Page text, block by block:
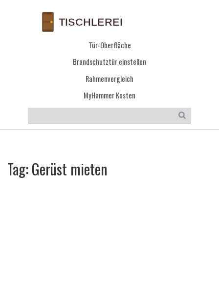
Tür-Oberfläche
Brandschutztür einstellen
Rahmenvergleich
MyHammer Kosten
Tag: Gerüst mieten